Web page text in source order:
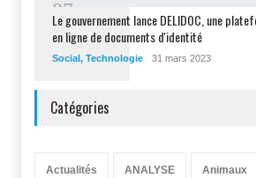
87
Le gouvernement lance DELIDOC, une
en ligne de documents d'identité
Social, Technologie 31 mars 2023
Catégories
Actualités ANALYSE Animaux